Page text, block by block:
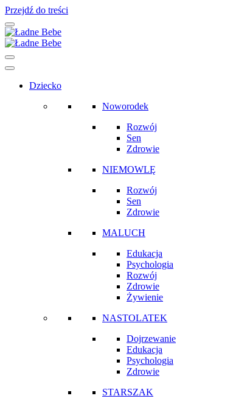
Przejdź do treści
Main
Navigation
Dziecko
Noworodek
Rozwój
Sen
Zdrowie
NIEMOWLĘ
Rozwój
Sen
Zdrowie
MALUCH
Edukacja
Psychologia
Rozwój
Zdrowie
Żywienie
NASTOLATEK
Dojrzewanie
Edukacja
Psychologia
Zdrowie
STARSZAK